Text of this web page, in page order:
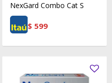
NexGard Combo Cat S
$ 599